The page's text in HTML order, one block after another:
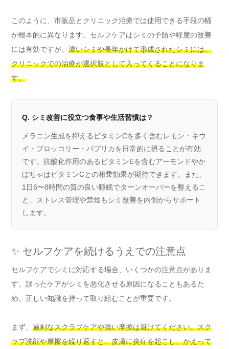
このように、市販品とクリニック治療では使用できる手段の幅
が根本的に異なります。セルフケアはシミの予防や軽度の改善
には有効ですが、 濃いシミや長年かけて形成されたシミには、
クリニックでの治療が選択肢として入ってくることになりま
す。
Q. シミ改善に役立つ食事や生活習慣は？
メラニン生成を抑えるビタミンCを多く含むレモン・キウ
イ・ブロッコリー・パプリカを日常的に摂ることが有効
です。抗酸化作用のあるビタミンEを含むアーモンドやか
ぼちゃはビタミンCとの相乗効果が期待できます。また、
1日6〜8時間の質の良い睡眠でターンオーバーを整えるこ
と、ストレス管理や禁煙もシミ改善を内側からサポート
します。
✨ セルフケアを続けるうえでの注意点
セルフケアでシミに対応する場合、いくつかの注意点がありま
す。誤ったケアがシミを悪化させる原因になることもあるた
め、正しい知識を持って取り組むことが重要です。
まず、 過剰なスクラブケアや強い摩擦は避けてください。スク
ラブ洗顔や摩擦を繰り返すと、皮膚に炎症を起こし、かえって